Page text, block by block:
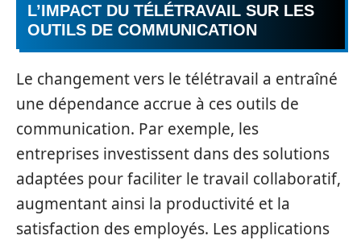
L’IMPACT DU TÉLÉTRAVAIL SUR LES
OUTILS DE COMMUNICATION
Le changement vers le télétravail a entraîné
une dépendance accrue à ces outils de
communication. Par exemple, les
entreprises investissent dans des solutions
adaptées pour faciliter le travail collaboratif,
augmentant ainsi la productivité et la
satisfaction des employés. Les applications